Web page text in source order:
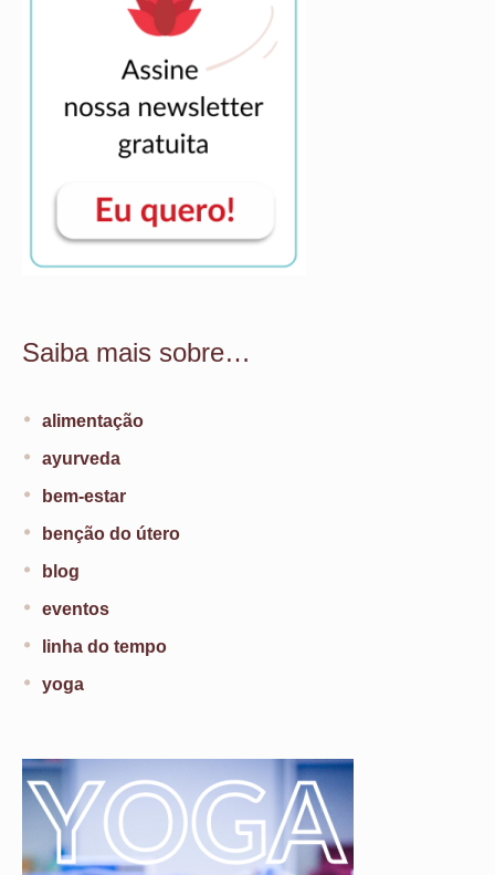
Saiba mais sobre…
alimentação
ayurveda
bem-estar
benção do útero
blog
eventos
linha do tempo
yoga